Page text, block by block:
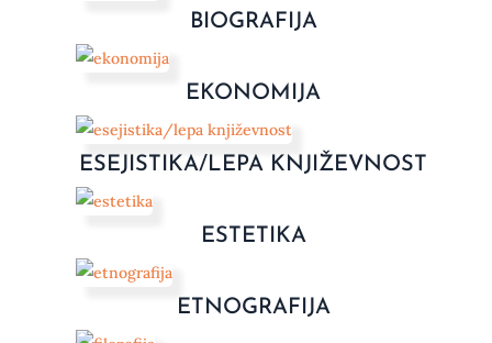
BIOGRAFIJA
EKONOMIJA
ESEJISTIKA/LEPA KNJIŽEVNOST
ESTETIKA
ETNOGRAFIJA